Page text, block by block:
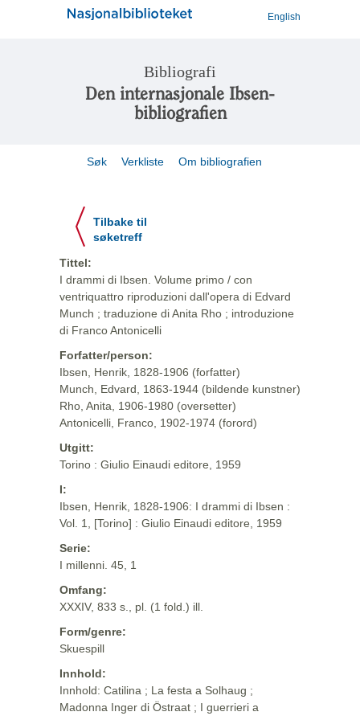
English
Bibliografi
Den internasjonale Ibsen-
bibliografien
Søk Verkliste Om bibliografien
Tilbake til
søketreff
Tittel:
I drammi di Ibsen. Volume primo / con
ventriquattro riproduzioni dall'opera di Edvard
Munch ; traduzione di Anita Rho ; introduzione
di Franco Antonicelli
Forfatter/person:
Ibsen, Henrik, 1828-1906 (forfatter)
Munch, Edvard, 1863-1944 (bildende kunstner)
Rho, Anita, 1906-1980 (oversetter)
Antonicelli, Franco, 1902-1974 (forord)
Utgitt:
Torino : Giulio Einaudi editore, 1959
I:
Ibsen, Henrik, 1828-1906: I drammi di Ibsen :
Vol. 1, [Torino] : Giulio Einaudi editore, 1959
Serie:
I millenni. 45, 1
Omfang:
XXXIV, 833 s., pl. (1 fold.) ill.
Form/genre:
Skuespill
Innhold:
Innhold: Catilina ; La festa a Solhaug ;
Madonna Inger di Östraat ; I guerrieri a